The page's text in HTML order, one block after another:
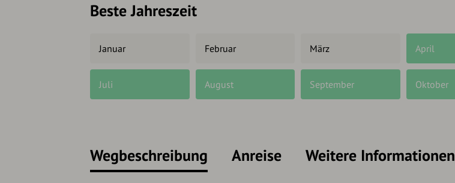
Beste Jahreszeit
Januar Februar März April
Juli August September Oktober
Wegbeschreibung Anreise Weitere Informationen